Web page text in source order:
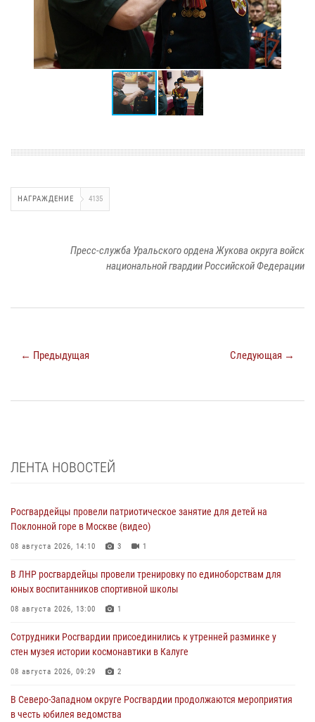
НАГРАЖДЕНИЕ 4135
Пресс-служба Уральского ордена Жукова округа войск
национальной гвардии Российской Федерации
← Предыдущая Следующая →
ЛЕНТА НОВОСТЕЙ
Росгвардейцы провели патриотическое занятие для детей на
Поклонной горе в Москве (видео)
08 августа 2026, 14:10 3 1
В ЛНР росгвардейцы провели тренировку по единоборствам для
юных воспитанников спортивной школы
08 августа 2026, 13:00 1
Сотрудники Росгвардии присоединились к утренней разминке у
стен музея истории космонавтики в Калуге
08 августа 2026, 09:29 2
В Северо-Западном округе Росгвардии продолжаются мероприятия
в честь юбилея ведомства